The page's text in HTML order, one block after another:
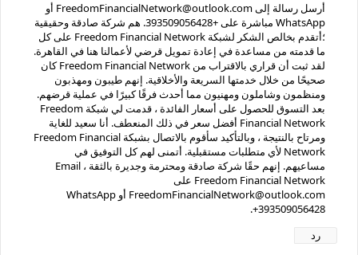
أرسل رسالة إلى FreedomFinancialNetwork@outlook.com أو
WhatsApp مباشرة على +393509056428. هم شركة صادقة وحقيقية
؛أتقدم بخالص الشكر لشبكة Freedom Financial Network على كل
ما قدمته من مساعدة في إعادة تمويل قرضي لأعمالنا هنا في القاهرة.
لقد ثبت أن قراري بالاقتراب من Freedom Financial Network كان
صحيحًا من خلال خدمتها السريعة والأخلاقية. إنهم طيبون ومهذبون
ومنظمون وشاملون ومهنيون مما أحدث فرقًا كبيرًا في عملية قرضهم.
بعد التسوق للحصول على أسعار الفائدة ، قدمت لي شبكة Freedom
Financial Network أفضل سعر في ذلك المنعطف. أنا سعيد للغاية
ومرتاح بالنتيجة ، وبالتأكيد سأقوم بالاتصال بشبكة Freedom Financial
Network لأي متطلبات مستقبلية. أتمنى لهم كل التوفيق في
مساعيهم. إنهم حقًا شركة صادقة ومحترمة وجديرة بالثقة ، Email
Freedom Financial Network على
FreedomFinancialNetwork@outlook.com أو WhatsApp
+393509056428.
رد